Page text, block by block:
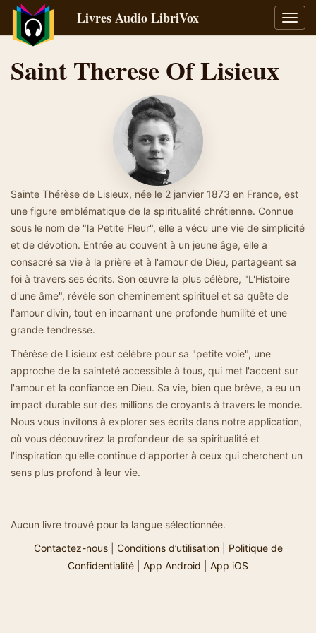
la
Livres Audio LibriVox
Saint Therese Of Lisieux
Sainte Thérèse de Lisieux, née le 2 janvier 1873 en France, est
une figure emblématique de la spiritualité chrétienne. Connue
sous le nom de "la Petite Fleur", elle a vécu une vie de simplicité
et de dévotion. Entrée au couvent à un jeune âge, elle a
consacré sa vie à la prière et à l'amour de Dieu, partageant sa
foi à travers ses écrits. Son œuvre la plus célèbre, "L'Histoire
d'une âme", révèle son cheminement spirituel et sa quête de
l'amour divin, tout en incarnant une profonde humilité et une
grande tendresse.
Thérèse de Lisieux est célèbre pour sa "petite voie", une
approche de la sainteté accessible à tous, qui met l'accent sur
l'amour et la confiance en Dieu. Sa vie, bien que brève, a eu un
impact durable sur des millions de croyants à travers le monde.
Nous vous invitons à explorer ses écrits dans notre application,
où vous découvrirez la profondeur de sa spiritualité et
l'inspiration qu'elle continue d'apporter à ceux qui cherchent un
sens plus profond à leur vie.
Aucun livre trouvé pour la langue sélectionnée.
Contactez-nous| Conditions d’utilisation| Politique de
Confidentialité
App Android App iOS